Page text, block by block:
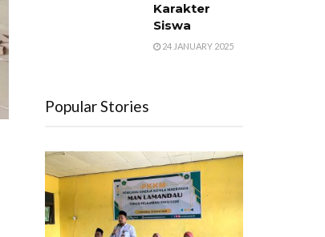
Karakter
Siswa
24 JANUARY 2025
Popular Stories